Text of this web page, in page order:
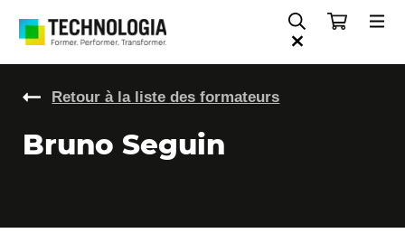
Retour à la liste des formateurs
Bruno Seguin